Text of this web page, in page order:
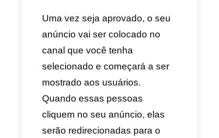
Como criar um anúncio do
WhatsApp no WhatsApp
Business
somente determinadas regiões
e países, você pode criar